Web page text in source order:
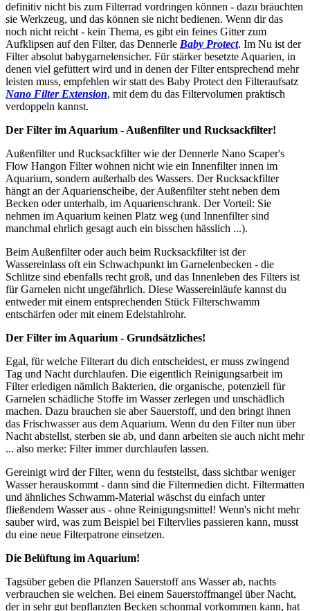
definitiv nicht bis zum Filterrad vordringen können - dazu bräuchten
sie Werkzeug, und das können sie nicht bedienen. Wenn dir das
noch nicht reicht - kein Thema, es gibt ein feines Gitter zum
Aufklipsen auf den Filter, das Dennerle Baby Protect. Im Nu ist der
Filter absolut babygarnelensicher. Für stärker besetzte Aquarien, in
denen viel gefüttert wird und in denen der Filter entsprechend mehr
leisten muss, empfehlen wir statt des Baby Protect den Filteraufsatz
Nano Filter Extension, mit dem du das Filtervolumen praktisch
verdoppeln kannst.
Der Filter im Aquarium - Außenfilter und Rucksackfilter!
Außenfilter und Rucksackfilter wie der Dennerle Nano Scaper's
Flow Hangon Filter wohnen nicht wie ein Innenfilter innen im
Aquarium, sondern außerhalb des Wassers. Der Rucksackfilter
hängt an der Aquarienscheibe, der Außenfilter steht neben dem
Becken oder unterhalb, im Aquarienschrank. Der Vorteil: Sie
nehmen im Aquarium keinen Platz weg (und Innenfilter sind
manchmal ehrlich gesagt auch ein bisschen hässlich ...).
Beim Außenfilter oder auch beim Rucksackfilter ist der
Wassereinlass oft ein Schwachpunkt im Garnelenbecken - die
Schlitze sind ebenfalls recht groß, und das Innenleben des Filters ist
für Garnelen nicht ungefährlich. Diese Wassereinläufe kannst du
entweder mit einem entsprechenden Stück Filterschwamm
entschärfen oder mit einem Edelstahlrohr.
Der Filter im Aquarium - Grundsätzliches!
Egal, für welche Filterart du dich entscheidest, er muss zwingend
Tag und Nacht durchlaufen. Die eigentlich Reinigungsarbeit im
Filter erledigen nämlich Bakterien, die organische, potenziell für
Garnelen schädliche Stoffe im Wasser zerlegen und unschädlich
machen. Dazu brauchen sie aber Sauerstoff, und den bringt ihnen
das Frischwasser aus dem Aquarium. Wenn du den Filter nun über
Nacht abstellst, sterben sie ab, und dann arbeiten sie auch nicht mehr
... also merke: Filter immer durchlaufen lassen.
Gereinigt wird der Filter, wenn du feststellst, dass sichtbar weniger
Wasser herauskommt - dann sind die Filtermedien dicht. Filtermatten
und ähnliches Schwamm-Material wäschst du einfach unter
fließendem Wasser aus - ohne Reinigungsmittel! Wenn's nicht mehr
sauber wird, was zum Beispiel bei Filtervlies passieren kann, musst
du eine neue Filterpatrone einsetzen.
Die Belüftung im Aquarium!
Tagsüber geben die Pflanzen Sauerstoff ans Wasser ab, nachts
verbrauchen sie welchen. Bei einem Sauerstoffmangel über Nacht,
der in sehr gut bepflanzten Becken schonmal vorkommen kann, hat